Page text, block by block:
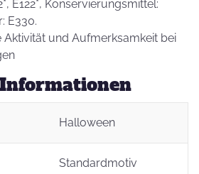
E122*, Konservierungsmittel:
E330.
Aktivität und Aufmerksamkeit bei
Halloween
Standardmotiv